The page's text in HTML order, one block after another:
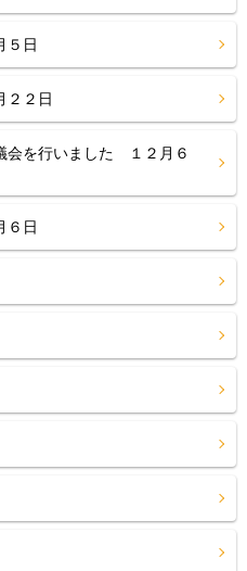
５日
２２日
会を行いました １２月６
６日